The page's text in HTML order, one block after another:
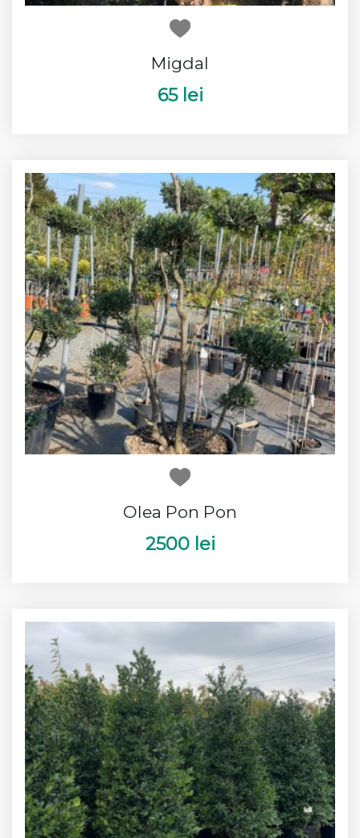
Migdal
65 lei
Olea Pon Pon
2500 lei